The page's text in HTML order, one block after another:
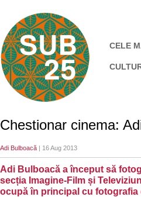
CELE
Chestionar cinema:
Adi Bulboacă | 16 Aug 2013
Adi Bulboacă a început să
secția Imagine-Film și
ocupă în principal cu fotografia